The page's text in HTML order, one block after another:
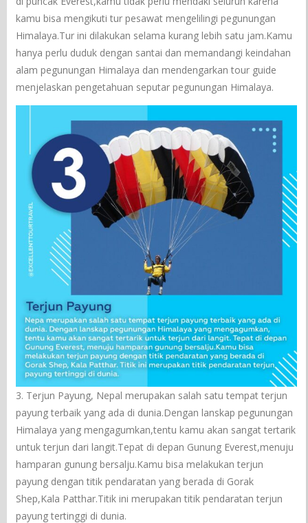
kamu bisa mengikuti tur pesawat mengelilingi pegunungan
Himalaya.Tur ini dilakukan selama kurang lebih satu jam.Kamu
hanya perlu duduk dengan santai dan memandangi keindahan
alam pegunungan Himalaya dan mendengarkan tour guide
menjelaskan pengetahuan seputar pegunungan Himalaya.
3. Terjun Payung, Nepal merupakan salah satu tempat terjun
payung terbaik yang ada di dunia.Dengan lanskap pegunungan
Himalaya yang mengagumkan,tentu kamu akan sangat tertarik
untuk terjun dari langit.Tepat di depan Gunung Everest,menuju
hamparan gunung bersalju.Kamu bisa melakukan terjun
payung dengan titik pendaratan yang berada di Gorak
Shep,Kala Patthar.Titik ini merupakan titik pendaratan terjun
payung tertinggi di dunia.